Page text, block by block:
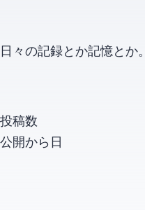
日々の記録とか記憶とか。
投稿数
公開から 日